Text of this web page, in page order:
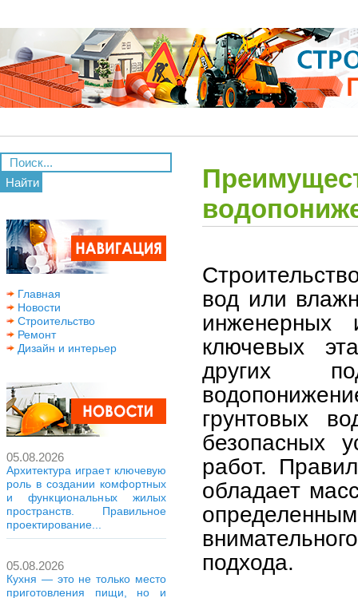
Найти
Главная
Новости
Строительство
Ремонт
Дизайн и интерьер
05.08.2026
Архитектура играет ключевую
роль в создании комфортных
и функциональных жилых
пространств. Правильное
проектирование...
05.08.2026
Кухня — это не только место
приготовления пищи, но и
вод или
инженерных
ключевых
других
грунтовых
безопасных
работ.
обладает
подхода.